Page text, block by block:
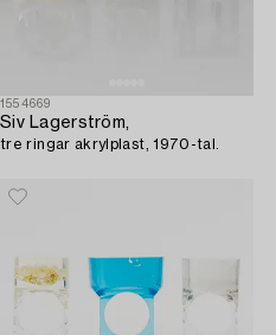
1554669
Siv Lagerström,
tre ringar akrylplast, 1970-tal.